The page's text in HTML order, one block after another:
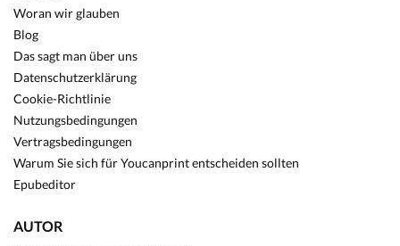
Woran wir glauben
Blog
Das sagt man über uns
Datenschutzerklärung
Cookie-Richtlinie
Nutzungsbedingungen
Vertragsbedingungen
Warum Sie sich für Youcanprint entscheiden sollten
Epubeditor
AUTOR